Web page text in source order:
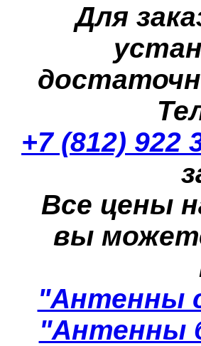
Для
+7 (812) 922
Все цены
вы
"Антенны
"Антенны